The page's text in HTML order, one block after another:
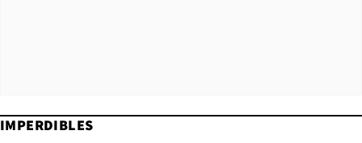
IMPERDIBLES